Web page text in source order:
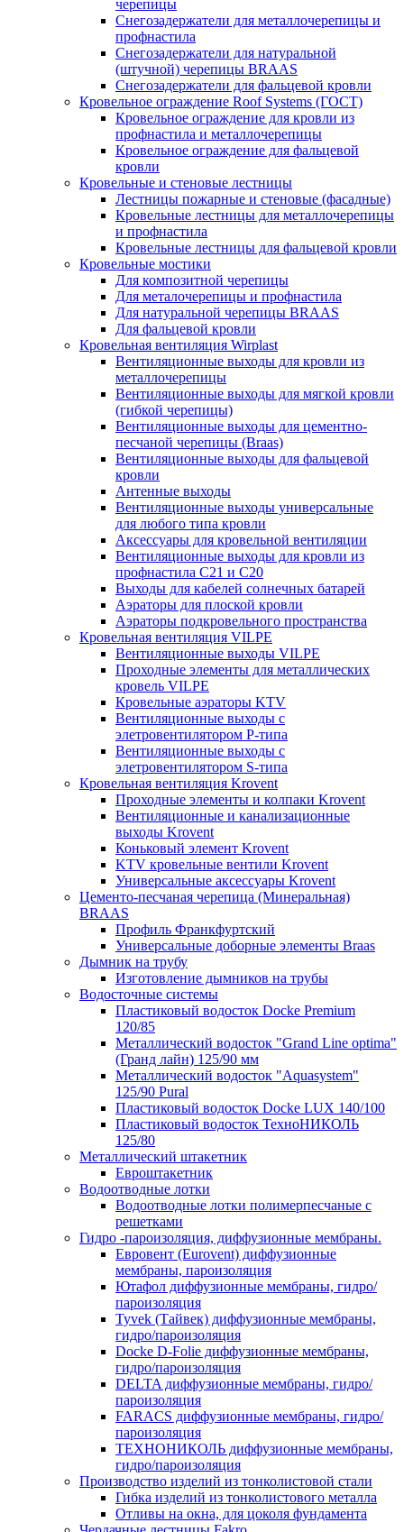
черепицы
Снегозадержатели для металлочерепицы и
профнастила
Снегозадержатели для натуральной
(штучной) черепицы BRAAS
Снегозадержатели для фальцевой кровли
Кровельное ограждение Roof Systems (ГОСТ)
Кровельное ограждение для кровли из
профнастила и металлочерепицы
Кровельное ограждение для фальцевой
кровли
Кровельные и стеновые лестницы
Лестницы пожарные и стеновые (фасадные)
Кровельные лестницы для металлочерепицы
и профнастила
Кровельные лестницы для фальцевой кровли
Кровельные мостики
Для композитной черепицы
Для металочерепицы и профнастила
Для натуральной черепицы BRAAS
Для фальцевой кровли
Кровельная вентиляция Wirplast
Вентиляционные выходы для кровли из
металлочерепицы
Вентиляционные выходы для мягкой кровли
(гибкой черепицы)
Вентиляционные выходы для цементно-
песчаной черепицы (Braas)
Вентиляционные выходы для фальцевой
кровли
Антенные выходы
Вентиляционные выходы универсальные
для любого типа кровли
Аксессуары для кровельной вентиляции
Вентиляционные выходы для кровли из
профнастила C21 и С20
Выходы для кабелей солнечных батарей
Аэраторы для плоской кровли
Аэраторы подкровельного пространства
Кровельная вентиляция VILPE
Вентиляционные выходы VILPE
Проходные элементы для металлических
кровель VILPE
Кровельные аэраторы KTV
Вентиляционные выходы с
элетровентилятором P-типа
Вентиляционные выходы с
элетровентилятором S-типа
Кровельная вентиляция Krovent
Проходные элементы и колпаки Krovent
Вентиляционные и канализационные
выходы Krovent
Коньковый элемент Krovent
KTV кровельные вентили Krovent
Универсальные аксессуары Krovent
Цементо-песчаная черепица (Минеральная)
BRAAS
Профиль Франкфуртский
Универсальные доборные элементы Braas
Дымник на трубу
Изготовление дымников на трубы
Водосточные системы
Пластиковый водосток Docke Premium
120/85
Металлический водосток "Grand Line optima"
(Гранд лайн) 125/90 мм
Металлический водосток "Aquasystem"
125/90 Pural
Пластиковый водосток Docke LUX 140/100
Пластиковый водосток ТехноНИКОЛЬ
125/80
Металлический штакетник
Евроштакетник
Водоотводные лотки
Водоотводные лотки полимерпесчаные с
решетками
Гидро -пароизоляция, диффузионные мембраны.
Евровент (Eurovent) диффузионные
мембраны, пароизоляция
Ютафол диффузионные мембраны, гидро/
пароизоляция
Tyvek (Тайвек) диффузионные мембраны,
гидро/пароизоляция
Docke D-Folie диффузионные мембраны,
гидро/пароизоляция
DELTA диффузионные мембраны, гидро/
пароизоляция
FARACS диффузионные мембраны, гидро/
пароизоляция
ТЕХНОНИКОЛЬ диффузионные мембраны,
гидро/пароизоляция
Производство изделий из тонколистовой стали
Гибка изделий из тонколистового металла
Отливы на окна, для цоколя фундамента